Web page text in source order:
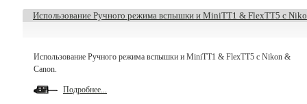
Использование Ручного режима вспышки и MiniTT1 & FlexTT5 с
Использование Ручного режима вспышки и MiniTT1 & FlexTT5 с Nikon &
Canon.
Подробнее...